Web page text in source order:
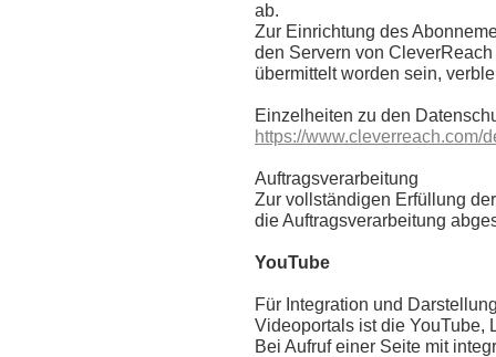
ab.
Zur Einrichtung des
den Servern von
übermittelt worden sein,
Einzelheiten zu den
https://www.cleverreach.com/
Auftragsverarbeitung
Zur vollständigen Erfüllung
die Auftragsverarbeitung
YouTube
Für Integration und
Videoportals ist die YouTube,
Bei Aufruf einer Seite mit